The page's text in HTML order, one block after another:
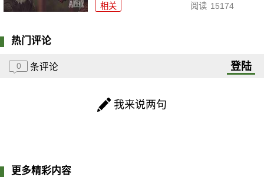
相关 阅读 15174
热门评论
0 条评论 登陆
我来说两句
更多精彩内容